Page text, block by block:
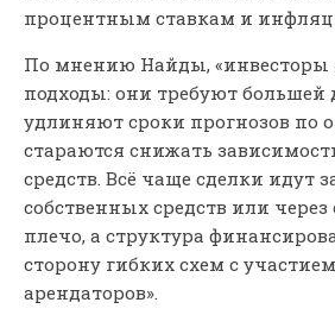
процентным ставкам и
По мнению Найды, «инвесторы
подходы: они требуют большей
удлиняют сроки прогнозов по
стараются снижать
средств. Всё чаще сделки идут
собственных средств или
плечо, а структура
сторону гибких схем с
арендаторов».